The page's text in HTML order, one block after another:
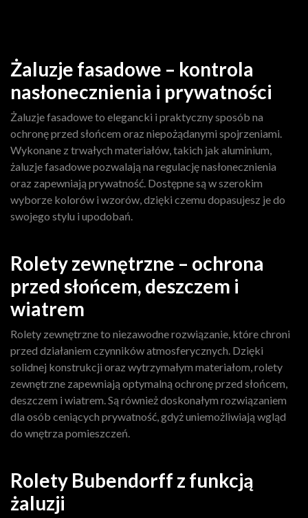
Żaluzje fasadowe – kontrola
nasłonecznienia i prywatności
Żaluzje fasadowe to elegancki i praktyczny sposób na
ochronę przed słońcem oraz niepożądanymi spojrzeniami.
Wykonane z trwałych materiałów, takich jak aluminium,
żaluzje fasadowe pozwalają na regulację nasłonecznienia
oraz zapewniają prywatność. Dostępne są w szerokim
wyborze kolorów i wzorów, dzięki czemu dopasujesz je do
swojego stylu i upodobań.
Rolety zewnętrzne – ochrona
przed słońcem, deszczem i
wiatrem
Rolety zewnętrzne to niezawodne rozwiązanie, które chroni
przed działaniem czynników atmosferycznych. Dzięki
solidnej konstrukcji oraz wytrzymałym materiałom, rolety
zewnętrzne zapewniają optymalną ochronę przed słońcem,
deszczem i wiatrem. Są również doskonałym rozwiązaniem
dla osób ceniących prywatność, gdyż uniemożliwiają wgląd
do wnętrza pomieszczeń.
Rolety Bubendorff z funkcją
żaluzji